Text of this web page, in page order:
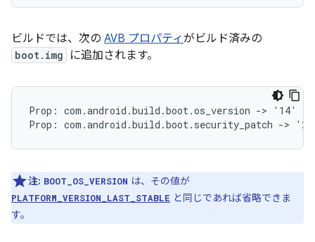
ビルドでは、次の AVB プロパティがビルド済みの
boot.img に追加されます。
Prop: com.android.build.boot.os_version -> '14'
注: BOOT_OS_VERSION は、その値が
PLATFORM_VERSION_LAST_STABLE と同じであれば省略できま
す。